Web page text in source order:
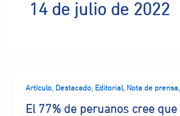
14 de julio de 2022
Artículo, Destacado, Editorial, Nota de prensa,
El 77% de peruanos cree que